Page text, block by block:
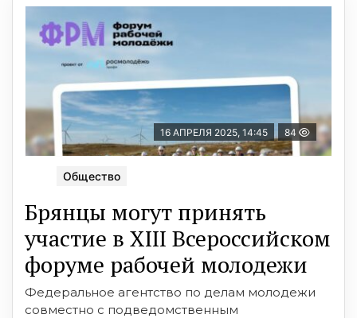
16 АПРЕЛЯ 2025, 14:45 84
Общество
Брянцы могут принять
участие в XIII Всероссийском
форуме рабочей молодежи
Федеральное агентство по делам молодежи
совместно с подведомственным